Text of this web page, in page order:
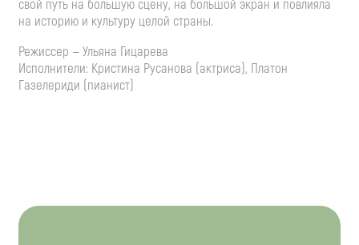
свой путь на большую сцену, на большой экран и повлияла
на историю и культуру целой страны.
Режиссер — Ульяна Гицарева
Исполнители: Кристина Русанова (актриса), Платон
Газелериди (пианист)